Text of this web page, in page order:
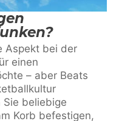
Aspekt bei der
einen
– aber Beats
beliebige
Korb befestigen,